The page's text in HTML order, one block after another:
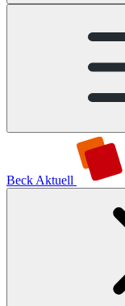
Beck Aktuell